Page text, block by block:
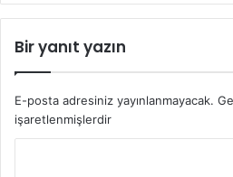
Bir yanıt yazın
E-posta adresiniz yayınlanmayacak.
işaretlenmişlerdir